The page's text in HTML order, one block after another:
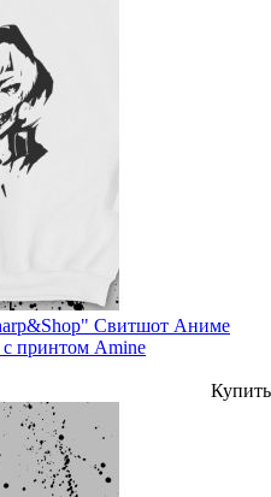
Свитшот Аниме
с принтом Amine
Купить